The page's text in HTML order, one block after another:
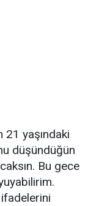
21 yaşındaki
düşündüğün
Bu gece